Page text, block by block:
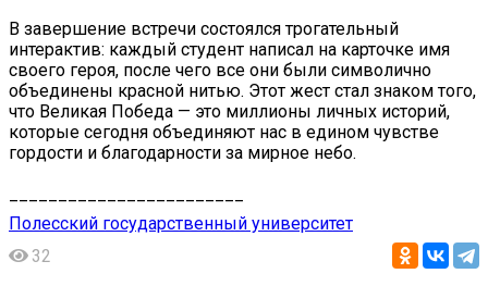
В завершение встречи состоялся трогательный
интерактив: каждый студент написал на карточке имя
своего героя, после чего все они были символично
объединены красной нитью. Этот жест стал знаком того,
что Великая Победа — это миллионы личных историй,
которые сегодня объединяют нас в едином чувстве
гордости и благодарности за мирное небо.
Полесский государственный университет
32